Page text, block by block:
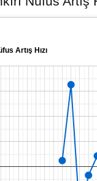
Artış Hızı